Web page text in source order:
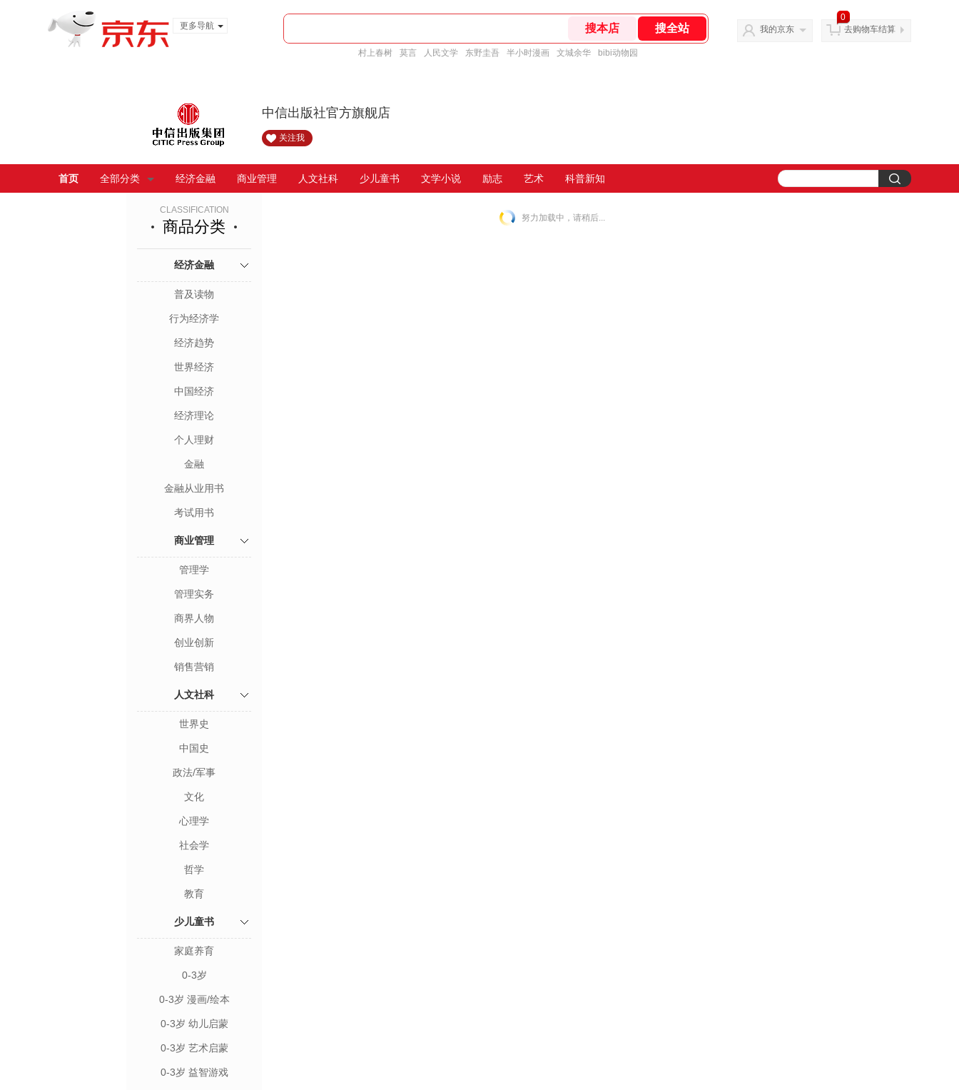
更多导航
村上春树 莫言 人民文学 东野圭吾 半小时漫画 文城余华 bibi动物园
我的京东
0
去购物车结算
中信出版社官方旗舰店
关注我
首页 全部分类 经济金融 商业管理 人文社科 少儿童书 文学小说 励志 艺术 科普新知
CLASSIFICATION
商品分类
经济金融
普及读物
行为经济学
经济趋势
世界经济
中国经济
经济理论
个人理财
金融
金融从业用书
考试用书
商业管理
管理学
管理实务
商界人物
创业创新
销售营销
人文社科
世界史
中国史
政法/军事
文化
心理学
社会学
哲学
教育
少儿童书
家庭养育
0-3岁
0-3岁 漫画/绘本
0-3岁 幼儿启蒙
0-3岁 艺术启蒙
0-3岁 益智游戏
努力加载中，请稍后...